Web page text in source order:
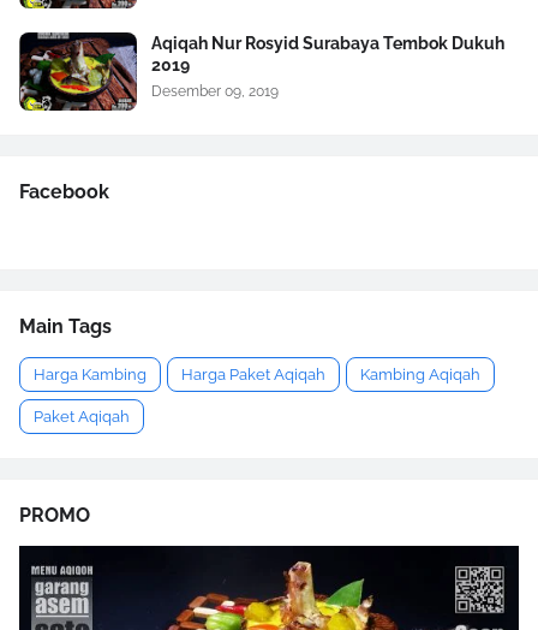
Aqiqah Nur Rosyid Surabaya Tembok Dukuh
2019
Desember 09, 2019
Facebook
Main Tags
Harga Kambing Harga Paket Aqiqah Kambing Aqiqah
Paket Aqiqah
PROMO